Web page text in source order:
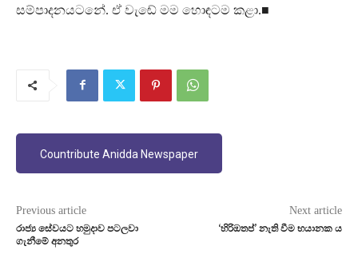
සම්පාදනයටනේ. ඒ වැඬේ මම හොඳටම කළා.■
Countribute Anidda Newspaper
Previous article
රාජ්‍ය සේවයට හමුදාව පටලවා
ගැනීමේ අනතුර
Next article
‘හිරිඔතප්’ නැති වීම භයානක ය